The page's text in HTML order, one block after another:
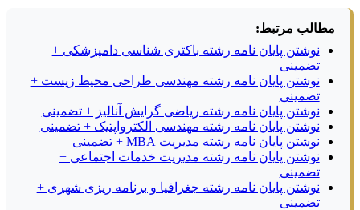
مطالب مرتبط:
نوشتن پایان نامه رشته باکتری شناسی دامپزشکی +
تضمینی
نوشتن پایان نامه رشته مهندسی طراحی محیط زیست +
تضمینی
نوشتن پایان نامه رشته ریاضی گرایش آنالیز + تضمینی
نوشتن پایان نامه رشته مهندسی الکترواپتیک + تضمینی
نوشتن پایان نامه رشته مدیریت MBA + تضمینی
نوشتن پایان نامه رشته مدیریت خدمات اجتماعی +
تضمینی
نوشتن پایان نامه رشته جغرافیا و برنامه ریزی شهری +
تضمینی